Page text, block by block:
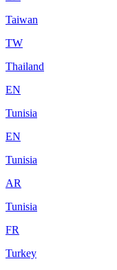
Taiwan
TW
Thailand
EN
Tunisia
EN
Tunisia
AR
Tunisia
FR
Turkey